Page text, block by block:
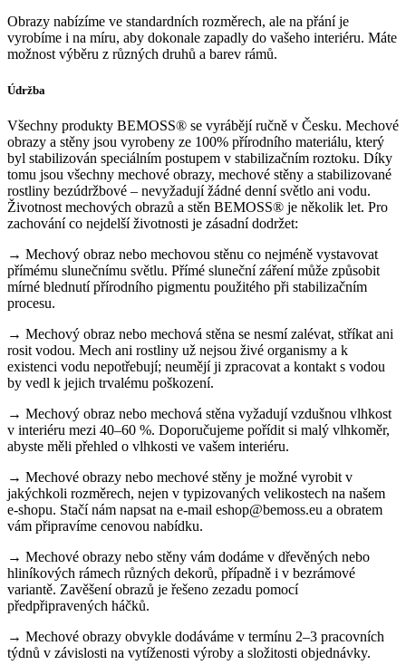
Obrazy nabízíme ve standardních rozměrech, ale na přání je
vyrobíme i na míru, aby dokonale zapadly do vašeho interiéru. Máte
možnost výběru z různých druhů a barev rámů.
Údržba
Všechny produkty BEMOSS® se vyrábějí ručně v Česku. Mechové
obrazy a stěny jsou vyrobeny ze 100% přírodního materiálu, který
byl stabilizován speciálním postupem v stabilizačním roztoku. Díky
tomu jsou všechny mechové obrazy, mechové stěny a stabilizované
rostliny bezúdržbové – nevyžadují žádné denní světlo ani vodu.
Životnost mechových obrazů a stěn BEMOSS® je několik let. Pro
zachování co nejdelší životnosti je zásadní dodržet:
→ Mechový obraz nebo mechovou stěnu co nejméně vystavovat
přímému slunečnímu světlu. Přímé sluneční záření může způsobit
mírné blednutí přírodního pigmentu použitého při stabilizačním
procesu.
→ Mechový obraz nebo mechová stěna se nesmí zalévat, stříkat ani
rosit vodou. Mech ani rostliny už nejsou živé organismy a k
existenci vodu nepotřebují; neumějí ji zpracovat a kontakt s vodou
by vedl k jejich trvalému poškození.
→ Mechový obraz nebo mechová stěna vyžadují vzdušnou vlhkost
v interiéru mezi 40–60 %. Doporučujeme pořídit si malý vlhkoměr,
abyste měli přehled o vlhkosti ve vašem interiéru.
→ Mechové obrazy nebo mechové stěny je možné vyrobit v
jakýchkoli rozměrech, nejen v typizovaných velikostech na našem
e-shopu. Stačí nám napsat na e-mail eshop@bemoss.eu a obratem
vám připravíme cenovou nabídku.
→ Mechové obrazy nebo stěny vám dodáme v dřevěných nebo
hliníkových rámech různých dekorů, případně i v bezrámové
variantě. Zavěšení obrazů je řešeno zezadu pomocí
předpřipravených háčků.
→ Mechové obrazy obvykle dodáváme v termínu 2–3 pracovních
týdnů v závislosti na vytíženosti výroby a složitosti objednávky.